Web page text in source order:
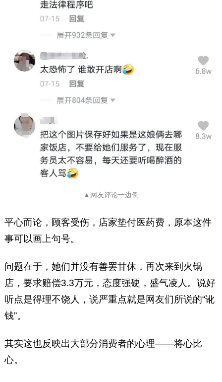
▲网友评论一边倒
平心而论，顾客受伤，店家垫付医药费，原本这件
事可以画上句号。
问题在于，她们并没有善罢甘休，再次来到火锅
店，要求赔偿3.3万元，态度强硬，盛气凌人。说好
听点是得理不饶人，说严重点就是网友们所说的“讹
钱”。
其实这也反映出大部分消费者的心理——将心比
心。